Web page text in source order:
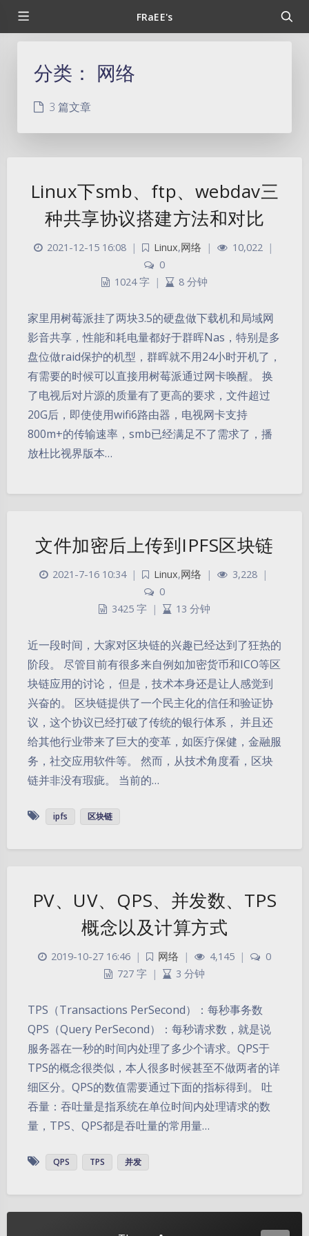
FRaEE's
暗黑模式
分类： 网络
3 篇文章
Linux下smb、ftp、webdav三
种共享协议搭建方法和对比
2021-12-15 16:08 | Linux,网络 | 10,022
|
0
1024 字 | 8 分钟
家里用树莓派挂了两块3.5的硬盘做下载机和局域网
影音共享，性能和耗电量都好于群晖Nas，特别是多
盘位做raid保护的机型，群晖就不用24小时开机了，
有需要的时候可以直接用树莓派通过网卡唤醒。 换
了电视后对片源的质量有了更高的要求，文件超过
20G后，即使使用wifi6路由器，电视网卡支持
800m+的传输速率，smb已经满足不了需求了，播
放杜比视界版本…
文件加密后上传到IPFS区块链
2021-7-16 10:34 | Linux,网络 | 3,228
|
0
3425 字 | 13 分钟
近一段时间，大家对区块链的兴趣已经达到了狂热的
阶段。 尽管目前有很多来自例如加密货币和ICO等区
块链应用的讨论， 但是，技术本身还是让人感觉到
兴奋的。 区块链提供了一个民主化的信任和验证协
议，这个协议已经打破了传统的银行体系， 并且还
给其他行业带来了巨大的变革，如医疗保健，金融服
务，社交应用软件等。 然而，从技术角度看，区块
链并非没有瑕疵。 当前的…
ipfs 区块链
PV、UV、QPS、并发数、TPS
概念以及计算方式
2019-10-27 16:46 | 网络 | 4,145 |
0
727 字 | 3 分钟
TPS（Transactions PerSecond）：每秒事务数
QPS（Query PerSecond）：每秒请求数，就是说
服务器在一秒的时间内处理了多少个请求。QPS于
TPS的概念很类似，本人很多时候甚至不做两者的详
细区分。QPS的数值需要通过下面的指标得到。 吐
吞量：吞吐量是指系统在单位时间内处理请求的数
量，TPS、QPS都是吞吐量的常用量…
QPS TPS 并发